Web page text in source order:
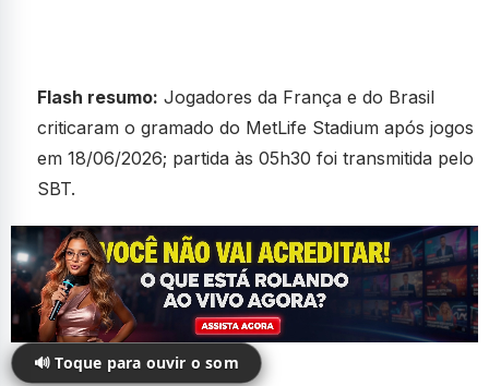
Flash resumo: Jogadores da França e do Brasil
criticaram o gramado do MetLife Stadium após jogos
em 18/06/2026; partida às 05h30 foi transmitida pelo
SBT.
🔊 Toque para ouvir o som